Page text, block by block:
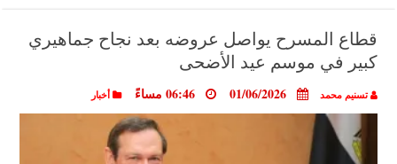
قطاع المسرح يواصل عروضه بعد نجاح جماهيري
كبير في موسم عيد الأضحى
تسنيم محمد 01/06/2026 06:46 مساءً أخبار